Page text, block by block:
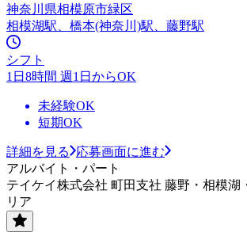
神奈川県相模原市緑区
相模湖駅、橋本(神奈川)駅、藤野駅
シフト
1日8時間 週1日からOK
未経験OK
短期OK
詳細を見る
応募画面に進む
アルバイト・パート
テイケイ株式会社 町田支社 藤野・相模湖
リア